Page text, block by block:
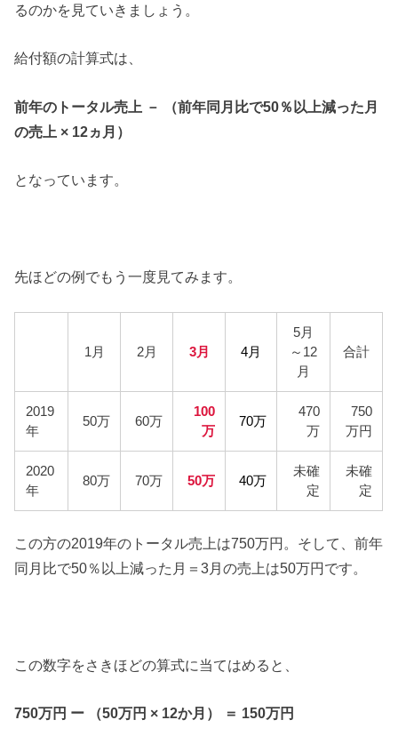
るのかを見ていきましょう。
給付額の計算式は、
前年のトータル売上 － （前年同月比で50％以上減った月
の売上 × 12ヵ月）
となっています。
先ほどの例でもう一度見てみます。
1月 2月 3月 4月
5月
～12
月
合計
2019
年
50万 60万
100
万
70万
470
万
750
万円
2020
年
80万 70万 50万 40万
未確
定
未確
定
この方の2019年のトータル売上は750万円。そして、前年
同月比で50％以上減った月＝3月の売上は50万円です。
この数字をさきほどの算式に当てはめると、
750万円 ー （50万円 × 12か月） ＝ 150万円